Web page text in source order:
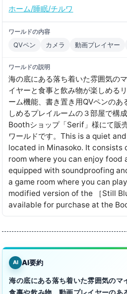
ホーム/睡眠/チルワ
ワールドの内容
QVペン カメラ 動画プレイヤー
ワールドの説明
海の底にある落ち着いた雰囲気の
イヤーと食事と飲み物が楽しめる
ーム機能、書き置き用QVペンのあ
しめるプレイルームの３部屋で構
Boothショップ「Serif」様にて販
ワールドです。This is a quiet
located in Minasoko․ It consists
room where you can enjoy food
equipped with soundproofing
a game room where you can
modified version of the ［Still
available for purchase at the
AI AI要約
海の底にある落ち着いた雰囲気のマ
食事や飲み物、動画プレイヤーのあ